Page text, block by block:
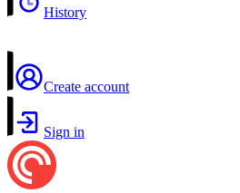
History
Create account
Sign in